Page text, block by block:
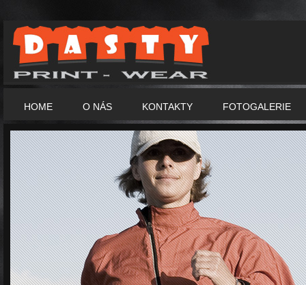
HOME O NÁS KONTAKTY FOTOGALERIE